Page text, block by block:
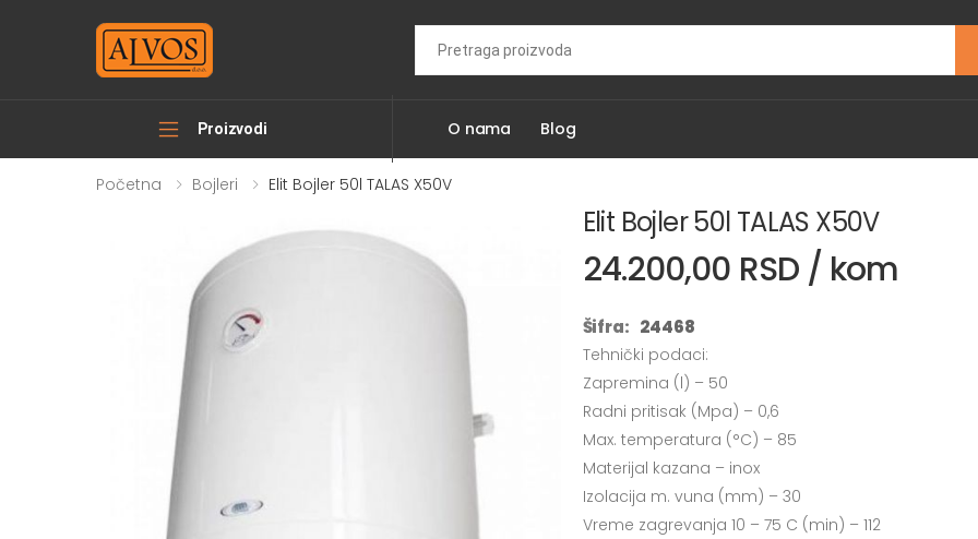
Proizvodi O nama Blog
Početna Bojleri Elit Bojler 50l TALAS X50V
Elit Bojler 50l TALAS X50V
24.200,00 RSD / kom
Šifra: 24468
Tehnički podaci:
Zapremina (l) – 50
Radni pritisak (Mpa) – 0,6
Max. temperatura (°C) – 85
Materijal kazana – inox
Izolacija m. vuna (mm) – 30
Vreme zagrevanja 10 – 75 C (min) – 112